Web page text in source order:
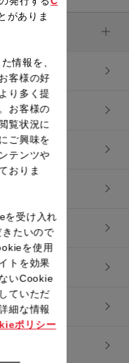
がありま
情報を、
客様の好
り多く提
お客様の
覧状況に
ご興味を
テンツや
おりま
を受け入れ
きたいので
を使用
トを効果
いCookie
ていただ
細な情報
ポリシー